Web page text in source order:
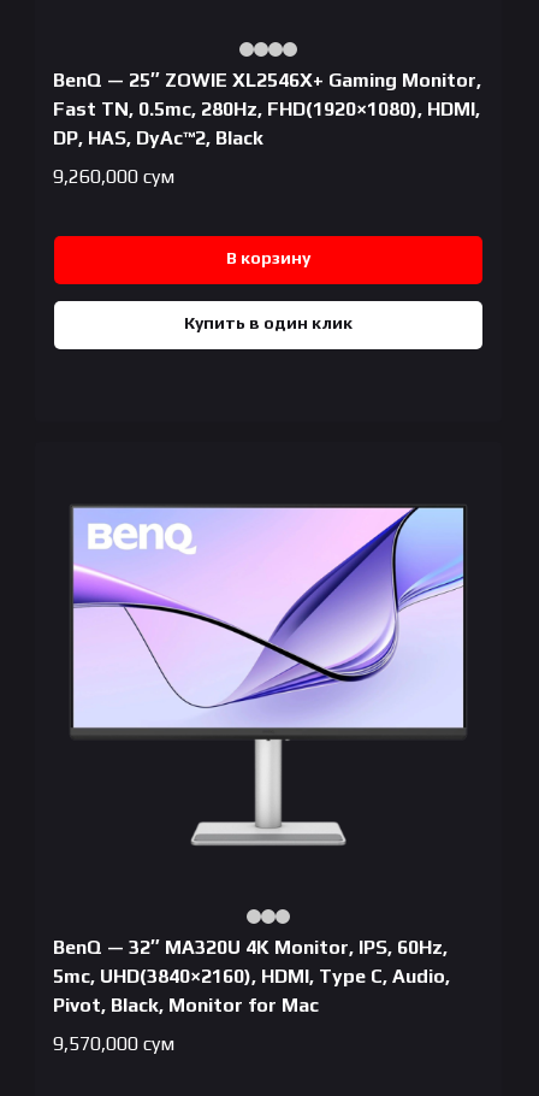
BenQ — 25″ ZOWIE XL2546X+ Gaming Monitor,
Fast TN, 0.5mc, 280Hz, FHD(1920×1080), HDMI,
DP, HAS, DyAc™2, Black
9,260,000 сум
В корзину
Купить в один клик
BenQ — 32″ MA320U 4K Monitor, IPS, 60Hz,
5mc, UHD(3840×2160), HDMI, Type C, Audio,
Pivot, Black, Monitor for Mac
9,570,000 сум